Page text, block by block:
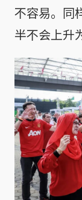
不容易。同
半不会上升